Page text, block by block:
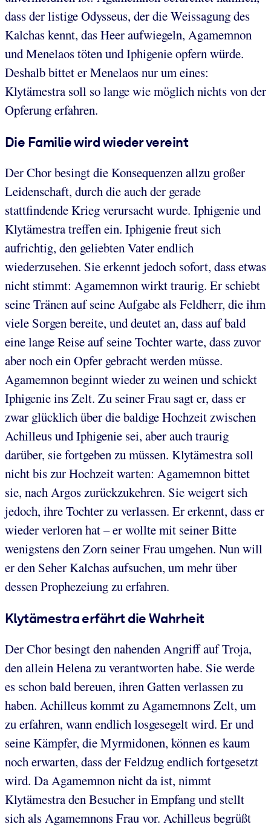
dass der listige Odysseus, der die Weissagung des
Kalchas kennt, das Heer aufwiegeln, Agamemnon
und Menelaos töten und Iphigenie opfern würde.
Deshalb bittet er Menelaos nur um eines:
Klytämestra soll so lange wie möglich nichts von der
Opferung erfahren.
Die Familie wird wieder vereint
Der Chor besingt die Konsequenzen allzu großer
Leidenschaft, durch die auch der gerade
stattfindende Krieg verursacht wurde. Iphigenie und
Klytämestra treffen ein. Iphigenie freut sich
aufrichtig, den geliebten Vater endlich
wiederzusehen. Sie erkennt jedoch sofort, dass etwas
nicht stimmt: Agamemnon wirkt traurig. Er schiebt
seine Tränen auf seine Aufgabe als Feldherr, die ihm
viele Sorgen bereite, und deutet an, dass auf bald
eine lange Reise auf seine Tochter warte, dass zuvor
aber noch ein Opfer gebracht werden müsse.
Agamemnon beginnt wieder zu weinen und schickt
Iphigenie ins Zelt. Zu seiner Frau sagt er, dass er
zwar glücklich über die baldige Hochzeit zwischen
Achilleus und Iphigenie sei, aber auch traurig
darüber, sie fortgeben zu müssen. Klytämestra soll
nicht bis zur Hochzeit warten: Agamemnon bittet
sie, nach Argos zurückzukehren. Sie weigert sich
jedoch, ihre Tochter zu verlassen. Er erkennt, dass er
wieder verloren hat – er wollte mit seiner Bitte
wenigstens den Zorn seiner Frau umgehen. Nun will
er den Seher Kalchas aufsuchen, um mehr über
dessen Prophezeiung zu erfahren.
Klytämestra erfährt die Wahrheit
Der Chor besingt den nahenden Angriff auf Troja,
den allein Helena zu verantworten habe. Sie werde
es schon bald bereuen, ihren Gatten verlassen zu
haben. Achilleus kommt zu Agamemnons Zelt, um
zu erfahren, wann endlich losgesegelt wird. Er und
seine Kämpfer, die Myrmidonen, können es kaum
noch erwarten, dass der Feldzug endlich fortgesetzt
wird. Da Agamemnon nicht da ist, nimmt
Klytämestra den Besucher in Empfang und stellt
sich als Agamemnons Frau vor. Achilleus begrüßt